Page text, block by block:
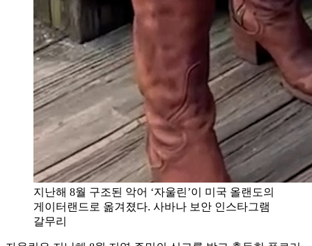
지난해 8월 구조된 악어 ‘자울린’이 미국 올랜도의
게이터랜드로 옮겨졌다. 사바나 보안 인스타그램
갈무리